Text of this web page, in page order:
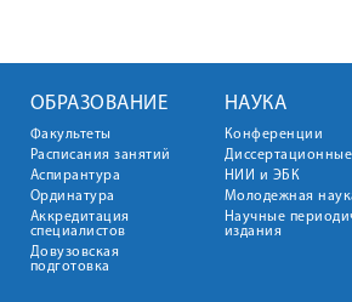
ОБРАЗОВАНИЕ
Факультеты
Расписания занятий
Аспирантура
Ординатура
Аккредитация
специалистов
Довузовская
подготовка
НАУКА
Конференции
НИИ и ЭБК
Молодежная
Научные
издания